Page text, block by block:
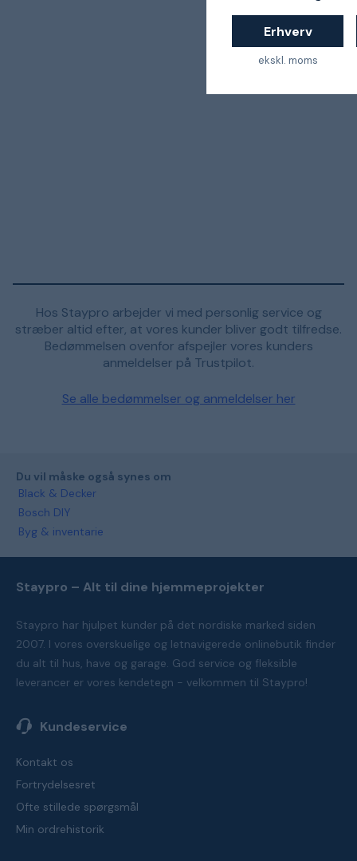
Erhverv
ekskl. moms
Hos Staypro arbejder vi med personlig service og
stræber altid efter, at vores kunder bliver godt tilfredse.
Bedømmelsen ovenfor afspejler vores kunders
anmeldelser på Trustpilot.
Se alle bedømmelser og anmeldelser her
Du vil måske også synes om
Black & Decker
Bosch DIY
Byg & inventarie
Staypro – Alt til dine hjemmeprojekter
Staypro har hjulpet kunder på det nordiske marked siden
2007. I vores overskuelige og letnavigerede onlinebutik finder
du alt til hus, have og garage. God service og fleksible
leverancer er vores kendetegn - velkommen til Staypro!
Kundeservice
Kontakt os
Fortrydelsesret
Ofte stillede spørgsmål
Min ordrehistorik